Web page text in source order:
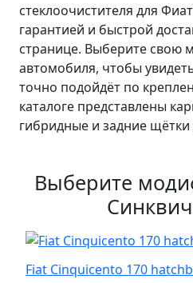
стеклоочистителя для
гарантией и быстрой
странице. Выберите свою
автомобиля, чтобы
точно подойдёт по
каталоге представлены
гибридные и задние
Выберите
Fiat Cinquicento 170